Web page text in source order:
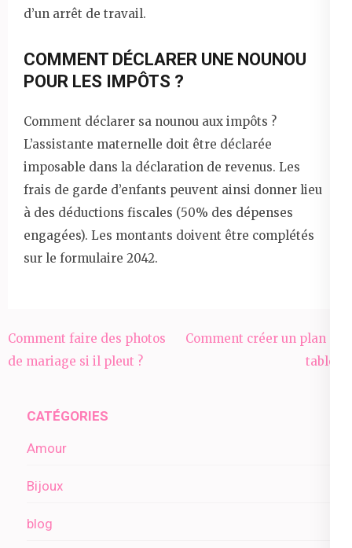
d’un arrêt de travail.
COMMENT DÉCLARER UNE NOUNOU
POUR LES IMPÔTS ?
Comment déclarer sa nounou aux impôts ?
L’assistante maternelle doit être déclarée
imposable dans la déclaration de revenus. Les
frais de garde d’enfants peuvent ainsi donner lieu
à des déductions fiscales (50% des dépenses
engagées). Les montants doivent être complétés
sur le formulaire 2042.
Navigation
de
Comment faire des photos
de mariage si il pleut ?
Comment créer un plan de
table ?
CATÉGORIES
Amour
Bijoux
blog